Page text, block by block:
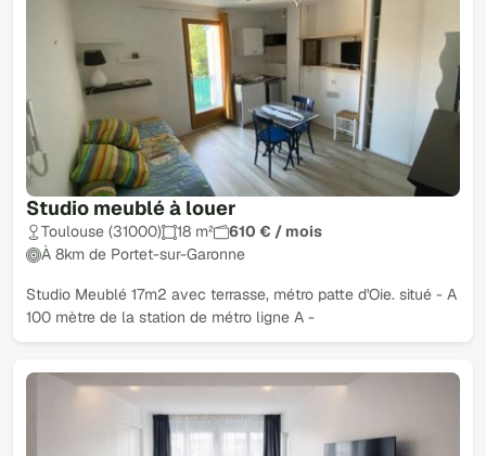
Studio meublé à louer
Toulouse (31000) 18 m²
610 € / mois
À 8km de Portet-sur-Garonne
Studio Meublé 17m2 avec terrasse, métro patte d'Oie. situé - A
100 mètre de la station de métro ligne A -